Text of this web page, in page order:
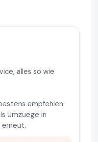
alles so wie
empfehlen.
Umzuege in
erneut.